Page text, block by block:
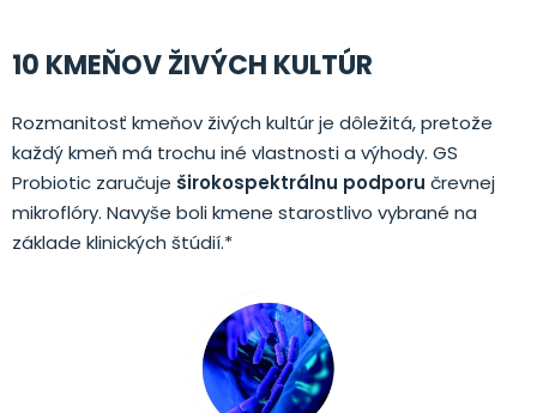
10 KMEŇOV ŽIVÝCH KULTÚR
Rozmanitosť kmeňov živých kultúr je dôležitá, pretože
každý kmeň má trochu iné vlastnosti a výhody. GS
Probiotic zaručuje širokospektrálnu podporu črevnej
mikroflóry. Navyše boli kmene starostlivo vybrané na
základe klinických štúdií.*